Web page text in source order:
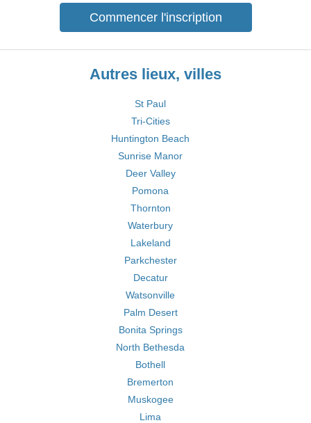
Commencer l'inscription
Autres lieux, villes
St Paul
Tri-Cities
Huntington Beach
Sunrise Manor
Deer Valley
Pomona
Thornton
Waterbury
Lakeland
Parkchester
Decatur
Watsonville
Palm Desert
Bonita Springs
North Bethesda
Bothell
Bremerton
Muskogee
Lima